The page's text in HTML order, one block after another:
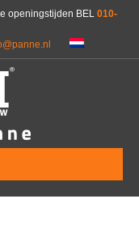
openingstijden BEL 010-